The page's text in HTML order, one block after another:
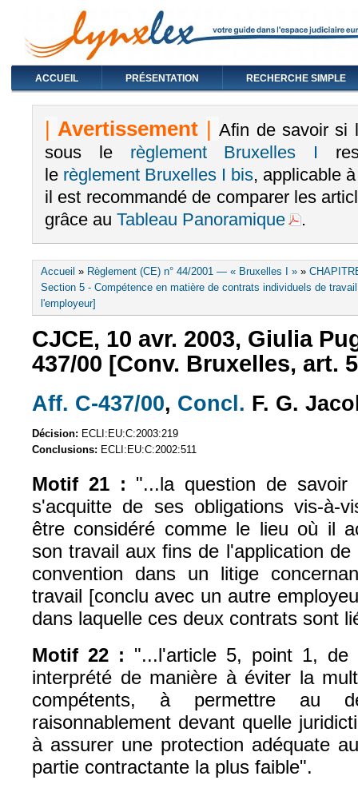
ACCUEIL PRÉSENTATION RECHERCHE SIMPLE
|Avertissement | Afin de savoir si
sous le règlement Bruxelles I
le règlement Bruxelles I bis, applicable
il est recommandé de comparer les
grâce au Tableau Panoramique .
Vous êtes ici
Accueil » Règlement (CE) n° 44/2001 — « Bruxelles I » »
Section 5 - Compétence en matière de contrats individuels de
l'employeur]
CJCE, 10 avr. 2003, Giulia
437/00 [Conv. Bruxelles, art.
Aff. C-437/00 (le lien est externe)
, Concl. (le lien est
F. G.
Décision: ECLI:EU:C:2003:219
Conclusions: ECLI:EU:C:2002:511
Motif 21 : "...la question de
s'acquitte de ses obligations vis-à-
être considéré comme le lieu où il
son travail aux fins de l'application
convention dans un litige
travail [conclu avec un autre
dans laquelle ces deux contrats sont
Motif 22 : "...l'article 5, point 1, de
interprété de manière à éviter la
compétents, à permettre au
raisonnablement devant quelle
à assurer une protection adéquate
partie contractante la plus faible".